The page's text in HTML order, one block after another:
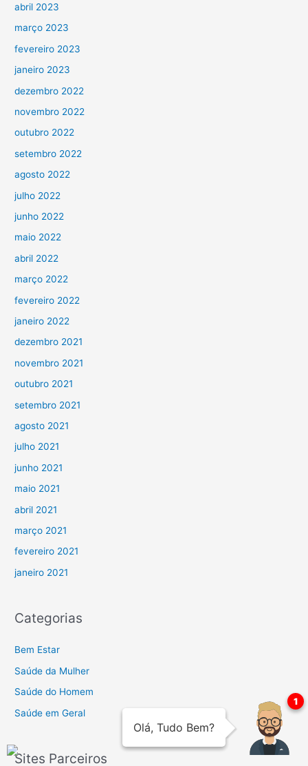
abril 2023
março 2023
fevereiro 2023
janeiro 2023
dezembro 2022
novembro 2022
outubro 2022
setembro 2022
agosto 2022
julho 2022
junho 2022
maio 2022
abril 2022
março 2022
fevereiro 2022
janeiro 2022
dezembro 2021
novembro 2021
outubro 2021
setembro 2021
agosto 2021
julho 2021
junho 2021
maio 2021
abril 2021
março 2021
fevereiro 2021
janeiro 2021
Categorias
Bem Estar
Saúde da Mulher
Saúde do Homem
Saúde em Geral
Sites Parceiros